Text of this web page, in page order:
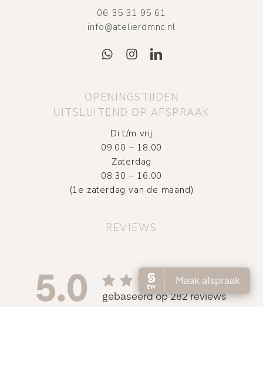
06 35 31 95 61
info@atelierdmnc.nl
OPENINGSTIJDEN
UITSLUITEND OP AFSPRAAK
Di t/m vrij
09.00 – 18.00
Zaterdag
08:30 – 16.00
(1e zaterdag van de maand)
REVIEWS